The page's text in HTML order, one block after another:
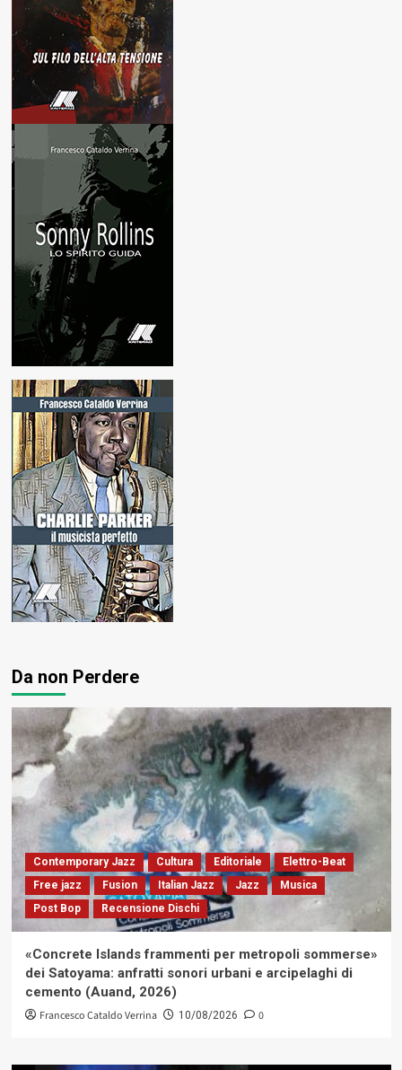
Da non Perdere
Contemporary Jazz Cultura Editoriale
Elettro-Beat
Free jazz
Fusion Italian Jazz Jazz
Musica
Post Bop
Recensione Dischi
«Concrete Islands frammenti per metropoli sommerse»
dei Satoyama: anfratti sonori urbani e arcipelaghi di
cemento (Auand, 2026)
Francesco Cataldo Verrina 10/08/2026 0